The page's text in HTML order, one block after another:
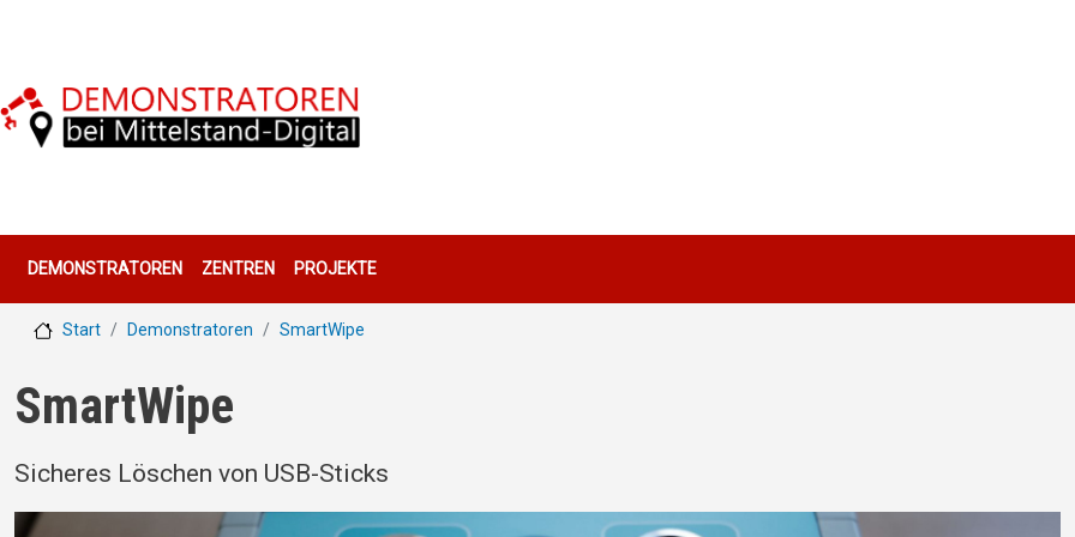
Hauptnavigation
DEMONSTRATOREN ZENTREN PROJEKTE
Start Demonstratoren SmartWipe
SmartWipe
Sicheres Löschen von USB-Sticks